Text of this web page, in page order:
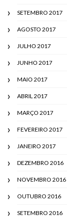
SETEMBRO 2017
AGOSTO 2017
JULHO 2017
JUNHO 2017
MAIO 2017
ABRIL 2017
MARÇO 2017
FEVEREIRO 2017
JANEIRO 2017
DEZEMBRO 2016
NOVEMBRO 2016
OUTUBRO 2016
SETEMBRO 2016